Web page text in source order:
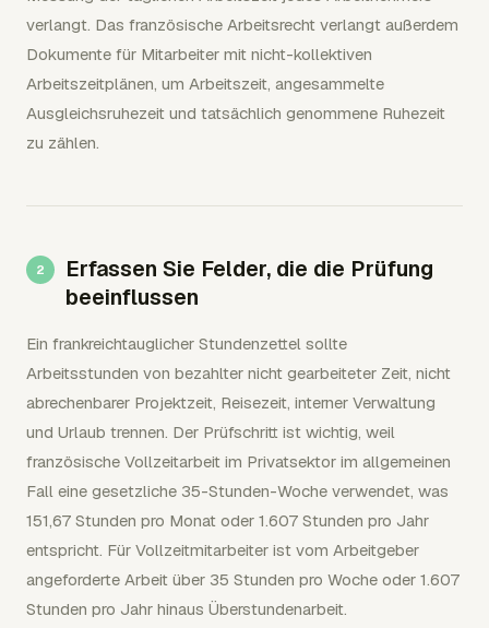
verlangt. Das französische Arbeitsrecht verlangt außerdem
Dokumente für Mitarbeiter mit nicht-kollektiven
Arbeitszeitplänen, um Arbeitszeit, angesammelte
Ausgleichsruhezeit und tatsächlich genommene Ruhezeit
zu zählen.
Erfassen Sie Felder, die die Prüfung
beeinflussen
Ein frankreichtauglicher Stundenzettel sollte
Arbeitsstunden von bezahlter nicht gearbeiteter Zeit, nicht
abrechenbarer Projektzeit, Reisezeit, interner Verwaltung
und Urlaub trennen. Der Prüfschritt ist wichtig, weil
französische Vollzeitarbeit im Privatsektor im allgemeinen
Fall eine gesetzliche 35-Stunden-Woche verwendet, was
151,67 Stunden pro Monat oder 1.607 Stunden pro Jahr
entspricht. Für Vollzeitmitarbeiter ist vom Arbeitgeber
angeforderte Arbeit über 35 Stunden pro Woche oder 1.607
Stunden pro Jahr hinaus Überstundenarbeit.